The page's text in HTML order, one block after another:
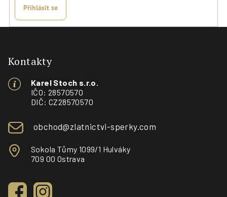
Přihlásit se
Kontakty
Karel Stoch s.r.o.
IČO: 28570570
DIČ: CZ28570570
obchod@zlatnictvi-sperky.com
Sokola Tůmy 1099/1 Hulváky
709 00 Ostrava